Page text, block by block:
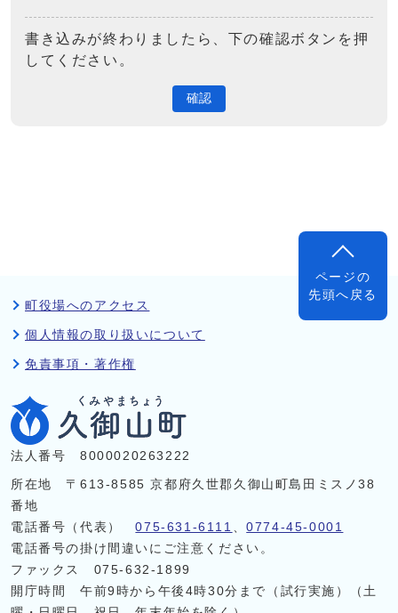
書き込みが終わりましたら、下の確認ボタンを押
してください。
確認
ページの
先頭へ戻る
町役場へのアクセス
個人情報の取り扱いについて
免責事項・著作権
法人番号 8000020263222
所在地 〒613-8585 京都府久世郡久御山町島田ミスノ38
番地
電話番号（代表）075-631-6111 、0774-45-0001
電話番号の掛け間違いにご注意ください。
ファックス 075-632-1899
開庁時間 午前9時から午後4時30分まで（試行実施）（土